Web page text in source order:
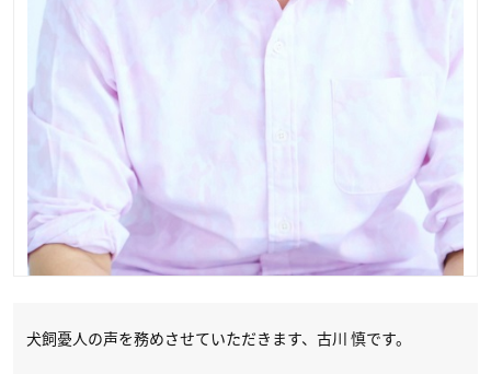
犬飼憂人の声を務めさせていただきます、古川 慎です。